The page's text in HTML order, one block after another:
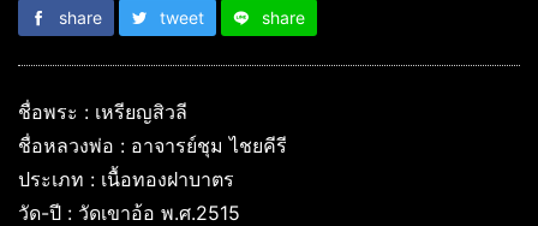
share tweet share
ชื่อพระ : เหรียญสิวลี
ชื่อหลวงพ่อ : อาจารย์ชุม ไชยคีรี
ประเภท : เนื้อทองฝาบาตร
วัด-ปี : วัดเขาอ้อ พ.ศ.2515